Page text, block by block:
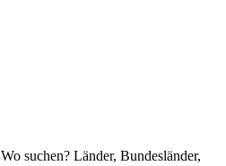
Wo suchen? Länder, Bundesländer,